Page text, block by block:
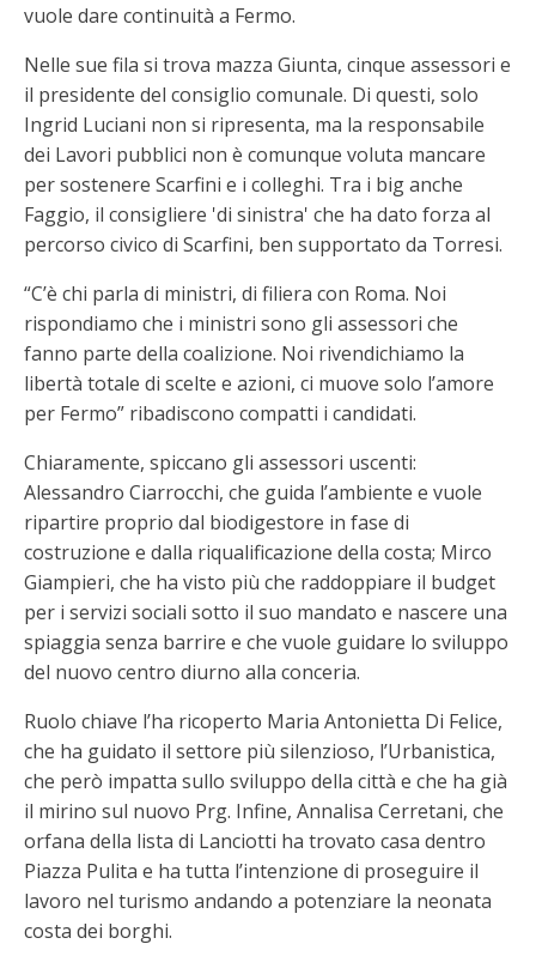
vuole dare continuità a Fermo.
Nelle sue fila si trova mazza Giunta, cinque assessori e
il presidente del consiglio comunale. Di questi, solo
Ingrid Luciani non si ripresenta, ma la responsabile
dei Lavori pubblici non è comunque voluta mancare
per sostenere Scarfini e i colleghi. Tra i big anche
Faggio, il consigliere 'di sinistra' che ha dato forza al
percorso civico di Scarfini, ben supportato da Torresi.
“C’è chi parla di ministri, di filiera con Roma. Noi
rispondiamo che i ministri sono gli assessori che
fanno parte della coalizione. Noi rivendichiamo la
libertà totale di scelte e azioni, ci muove solo l’amore
per Fermo” ribadiscono compatti i candidati.
Chiaramente, spiccano gli assessori uscenti:
Alessandro Ciarrocchi, che guida l’ambiente e vuole
ripartire proprio dal biodigestore in fase di
costruzione e dalla riqualificazione della costa; Mirco
Giampieri, che ha visto più che raddoppiare il budget
per i servizi sociali sotto il suo mandato e nascere una
spiaggia senza barrire e che vuole guidare lo sviluppo
del nuovo centro diurno alla conceria.
Ruolo chiave l’ha ricoperto Maria Antonietta Di Felice,
che ha guidato il settore più silenzioso, l’Urbanistica,
che però impatta sullo sviluppo della città e che ha già
il mirino sul nuovo Prg. Infine, Annalisa Cerretani, che
orfana della lista di Lanciotti ha trovato casa dentro
Piazza Pulita e ha tutta l’intenzione di proseguire il
lavoro nel turismo andando a potenziare la neonata
costa dei borghi.